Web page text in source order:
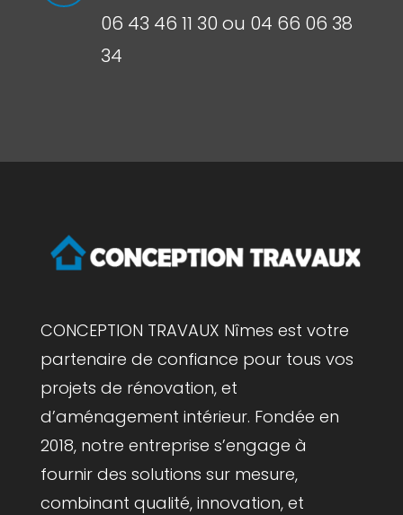
06 43 46 11 30 ou 04 66 06 38
34
CONCEPTION TRAVAUX Nîmes est votre
partenaire de confiance pour tous vos
projets de rénovation, et
d’aménagement intérieur. Fondée en
2018, notre entreprise s’engage à
fournir des solutions sur mesure,
combinant qualité, innovation, et